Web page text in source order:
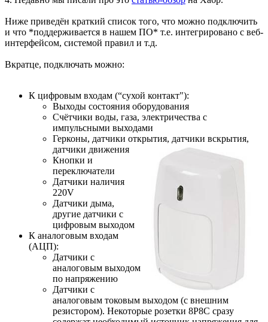
Ниже приведён краткий список того, что можно подключить
и что *поддерживается в нашем ПО* т.е. интегрировано с веб-
интерфейсом, системой правил и т.д.
Вкратце, подключать можно:
К цифровым входам (“сухой контакт"):
Выходы состояния оборудования
Счётчики воды, газа, электричества с
импульсными выходами
Герконы, датчики открытия, датчики вскрытия,
датчики движения
Кнопки и
переключатели
Датчики наличия
220V
Датчики дыма,
другие датчики с
цифровым выходом
К аналоговым входам
(АЦП):
Датчики с
аналоговым выходом
по напряжению
Датчики с
аналоговым токовым выходом (с внешним
резистором). Некоторые розетки 8P8C сразу